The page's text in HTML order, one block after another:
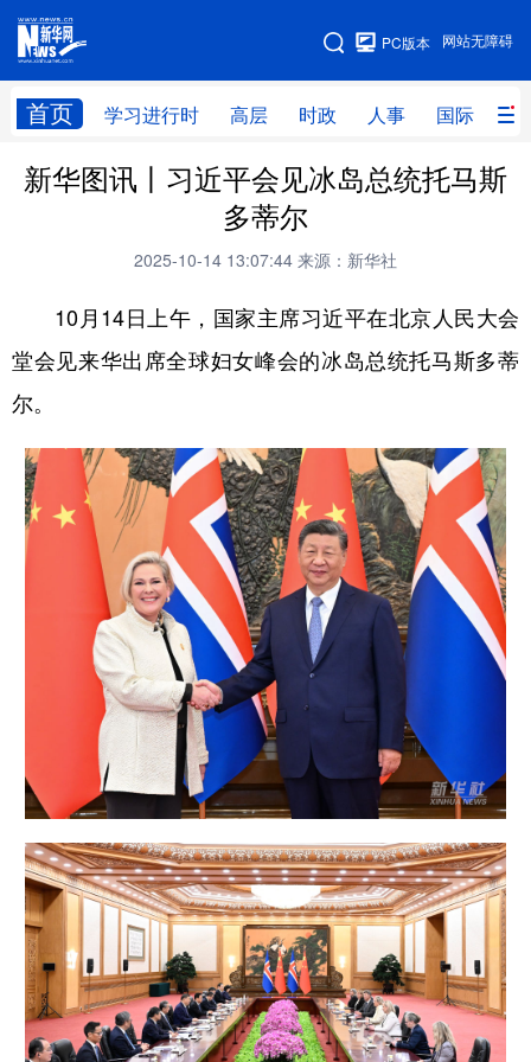
网站无障碍
PC版本
首页 学习进行时 高层 时政 人事 国际 财
网站地图
学习进行时 高层 时政 人事
科技 科创 量子 体育
文化 书画 健康 军事
法律 中央文件 汽车
食品 人居 信息化 数字经济
学术中国 乡村振兴 银龄 溯源中国
旅游 能源
娱乐 时尚
一带一路 亚太网
文化产业
地方频道
天津 河北 山西
辽宁 吉林 上海 江苏
浙江 安徽 福建 江西
新华图讯丨习近平会见冰岛总统托马斯
多蒂尔
2025-10-14 13:07:44 来源：新华社
10月14日上午，国家主席习近平在北京人民大会
堂会见来华出席全球妇女峰会的冰岛总统托马斯多蒂
尔。